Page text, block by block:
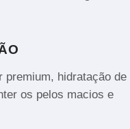
premium, hidratação de
os pelos macios e